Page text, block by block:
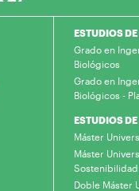
ESTUDIOS
Grado en
Biológicos
Grado en
Biológicos -
ESTUDIOS
Máster
Máster
Doble Máster